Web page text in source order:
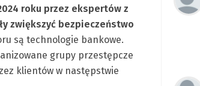
roku przez ekspertów z
zwiększyć bezpieczeństwo
są technologie bankowe.
grupy przestępcze
klientów w następstwie